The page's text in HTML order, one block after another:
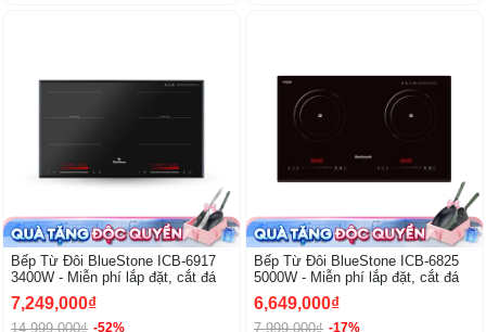
Bếp Từ Đôi BlueStone ICB-6917
3400W - Miễn phí lắp đặt, cắt đá
7,249,000₫
14,999,000₫ -52%
Bếp Từ Đôi BlueStone ICB-6825
5000W - Miễn phí lắp đặt, cắt đá
6,649,000₫
7,999,000₫ -17%